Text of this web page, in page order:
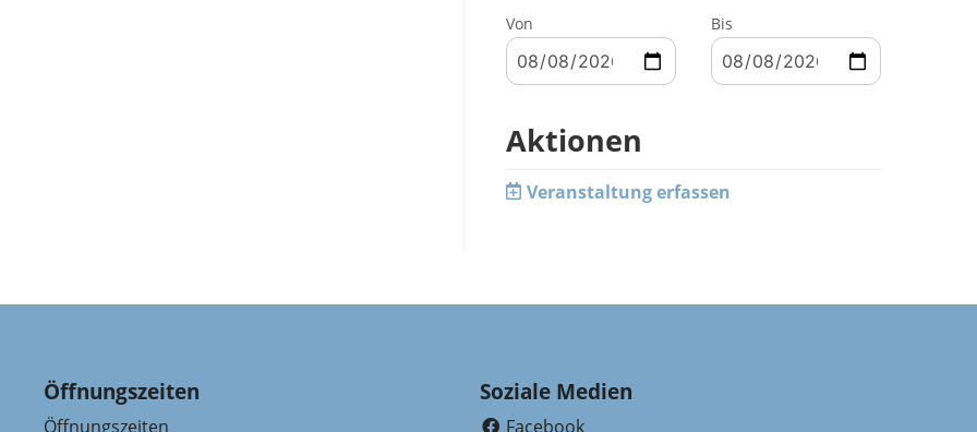
Von Bis
Aktionen
Veranstaltung erfassen
Öffnungszeiten
Öffnungszeiten
Soziale Medien
Facebook